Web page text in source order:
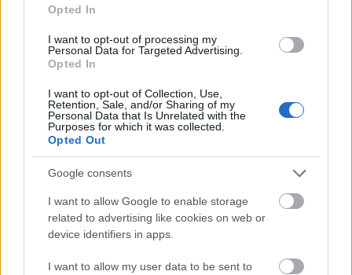
Opted In
I want to opt-out of processing my
Personal Data for Targeted Advertising.
Opted In
I want to opt-out of Collection, Use,
Retention, Sale, and/or Sharing of my
Personal Data that Is Unrelated with the
Purposes for which it was collected.
Opted Out
Google consents
I want to allow Google to enable storage
related to advertising like cookies on web or
device identifiers in apps.
I want to allow my user data to be sent to
Forrás:
Film Hollywood Technika Forgatás Életrajzi film
VÁLHATTÁL VOLNA?